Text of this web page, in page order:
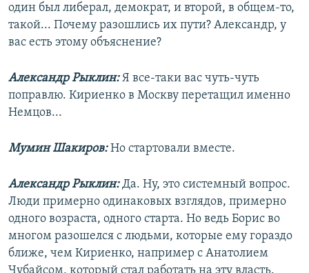
один был либерал, демократ, и второй, в общем-то,
такой... Почему разошлись их пути? Александр, у
вас есть этому объяснение?
Александр Рыклин:Я все-таки вас чуть-чуть
поправлю. Кириенко в Москву перетащил именно
Немцов...
Мумин Шакиров:Но стартовали вместе.
Александр Рыклин:Да. Ну, это системный вопрос.
Люди примерно одинаковых взглядов, примерно
одного возраста, одного старта. Но ведь Борис во
многом разошелся с людьми, которые ему гораздо
ближе, чем Кириенко, например с Анатолием